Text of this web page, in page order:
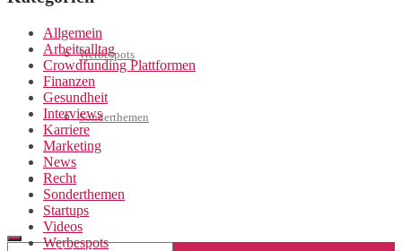
Werbespots
Sonderthemen
Geschäftskonto eröffnen
Allgemein
Arbeitsalltag
Crowdfunding Plattformen
Finanzen
Gesundheit
Interviews
Karriere
Marketing
News
Recht
Sonderthemen
Startups
Videos
Werbespots